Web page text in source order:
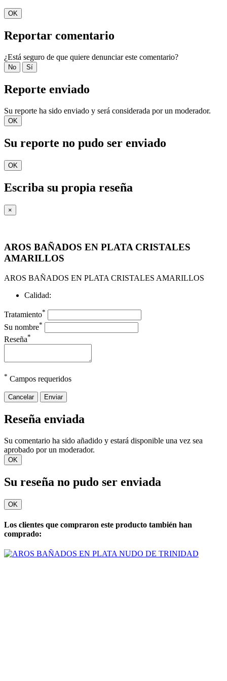
OK
Reportar comentario
¿Está seguro de que quiere denunciar este comentario?
No Sí
Reporte enviado
Su reporte ha sido enviado y será considerada por un moderador.
OK
Su reporte no pudo ser enviado
OK
Escriba su propia reseña
×
AROS BAÑADOS EN PLATA CRISTALES
AMARILLOS
AROS BAÑADOS EN PLATA CRISTALES AMARILLOS
Calidad:
Tratamiento*
Su nombre*
Reseña*
* Campos requeridos
Cancelar Enviar
Reseña enviada
Su comentario ha sido añadido y estará disponible una vez sea
aprobado por un moderador.
OK
Su reseña no pudo ser enviada
OK
Los clientes que compraron este producto también han
comprado: